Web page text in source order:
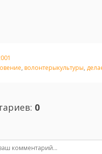
, волонтерыкультуры,
: 0